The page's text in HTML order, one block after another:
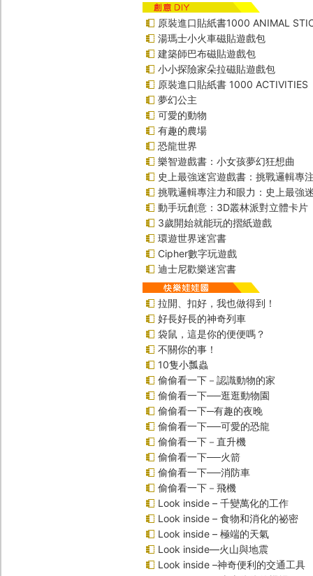
原裝進口貼紙書1000 ANIMAL
湯瑪士小火車磁貼遊戲包
建築師巴布磁貼遊戲包
小小探險家朵拉磁貼遊戲包
原裝進口貼紙書 1000 ACTIVITIES
夢幻公主
可愛的動物
有趣的農場
恐龍世界
樂智遊戲書：小女孩夢幻狂想曲
史上最強迷宮遊戲書：挑戰邏輯專
挑戰邏輯專注力和眼力：史上最強
動手玩創意：3D叢林派對立體卡片
3歲開始就能玩的摺紙遊戲
環遊世界迷宮書
Cipher數字玩遊戲
迪士尼歡樂迷宮書
拉開、扣好，我也做得到！
好長好長的神奇列車
袋鼠，這是你的便便嗎？
不關你的事！
10隻小瓢蟲
偷偷看一下－認識動物的家
偷偷看一下──逛逛動物園
偷偷看一下─有趣的夜晚
偷偷看一下──可愛的恐龍
偷偷看一下－直升機
偷偷看一下──火箭
偷偷看一下──消防車
偷偷看一下－飛機
Look inside – 千變萬化的工作
Look inside – 食物和消化的祕密
Look inside – 極端的天氣
Look inside—火山與地震
Look inside –神奇便利的交通工具